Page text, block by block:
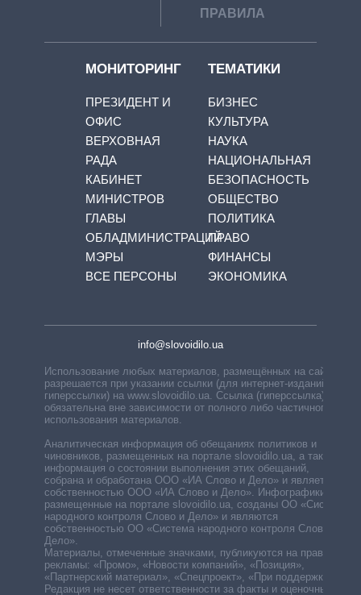
ПРАВИЛА
МОНИТОРИНГ
ПРЕЗИДЕНТ И
ОФИС
ВЕРХОВНАЯ
РАДА
КАБИНЕТ
МИНИСТРОВ
ГЛАВЫ
ОБЛАДМИНИСТРАЦИЙ
МЭРЫ
ВСЕ ПЕРСОНЫ
ТЕМАТИКИ
БИЗНЕС
КУЛЬТУРА
НАУКА
НАЦИОНАЛЬНАЯ
БЕЗОПАСНОСТЬ
ОБЩЕСТВО
ПОЛИТИКА
ПРАВО
ФИНАНСЫ
ЭКОНОМИКА
info@slovoidilo.ua
Использование любых материалов, размещённых на сайте,
разрешается при указании ссылки (для интернет-изданий —
гиперссылки) на www.slovoidilo.ua. Ссылка (гиперссылка)
обязательна вне зависимости от полного либо частичного
использования материалов.
Аналитическая информация об обещаниях политиков и
чиновников, размещенных на портале slovoidilo.ua, а также
информация о состоянии выполнения этих обещаний,
собрана и обработана ООО «ИА Слово и Дело» и является
собственностью ООО «ИА Слово и Дело». Инфографики,
размещенные на портале slovoidilo.ua, созданы ОО «Система
народного контроля Слово и Дело» и являются
собственностью ОО «Система народного контроля Слово и
Дело».
Материалы, отмеченные значками, публикуются на правах
рекламы: «Промо», «Новости компаний», «Позиция»,
«Партнерский материал», «Спецпроект», «При поддержке».
Редакция не несет ответственности за факты и оценочные